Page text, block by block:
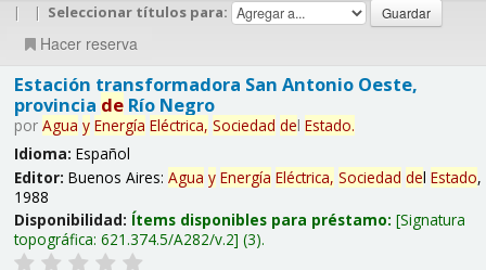
| | Seleccionar títulos para:
Hacer reserva
Estación transformadora San Antonio Oeste,
provincia deRío Negro
por Agua y Energía Eléctrica, Sociedad del Estado.
Idioma: Español
Editor: Buenos Aires: Agua y Energía Eléctrica, Sociedad del Estado,
1988
Disponibilidad: Ítems disponibles para préstamo: Signatura
topográfica: 621.374.5/A282/v.2 (3).